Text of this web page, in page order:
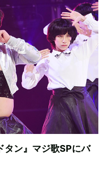
タン』マジ歌SPにバ